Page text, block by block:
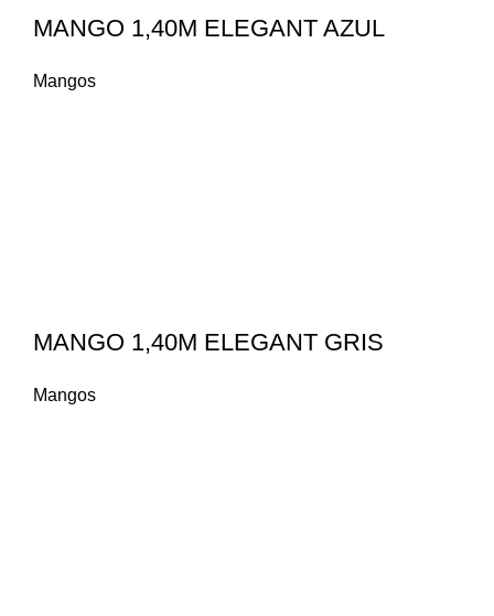
MANGO 1,40M ELEGANT AZUL
Mangos
MANGO 1,40M ELEGANT GRIS
Mangos